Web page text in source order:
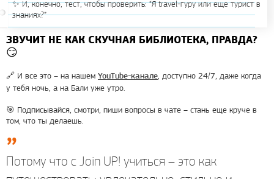
✨ И, конечно, тест, чтобы проверить: “Я travel-гуру или еще турист в
знаниях?”
ЗВУЧИТ НЕ КАК СКУЧНАЯ БИБЛИОТЕКА, ПРАВДА?
😏
🔗 И все это – на нашем YouTube-канале, доступно 24/7, даже когда
у тебя ночь, а на Бали уже утро.
🎯 Подписывайся, смотри, пиши вопросы в чате – стань еще круче в
том, что ты делаешь.
Потому что с Join UP! учиться – это как